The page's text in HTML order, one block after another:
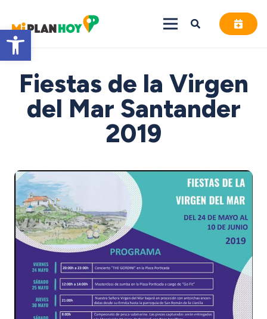
Abrir barra de herramientas
Fiestas de la Virgen
del Mar Santander
2019